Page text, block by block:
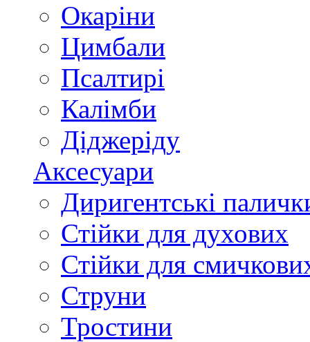
Окаріни
Цимбали
Псалтирі
Калімби
Діджеріду
Аксесуари
Диригентські
Стійки для духових
Стійки для
Струни
Тростини